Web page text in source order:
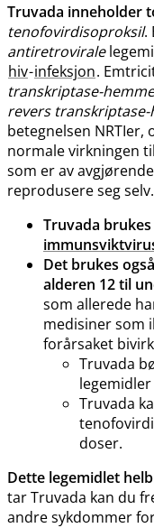
Truvada inneholder
tenofovirdisoproksil.
antiretrovirale
hiv-infeksjon.
transkriptase-
revers
betegnelsen NRTIer,
normale virkningen
som er av
reprodusere seg selv.
Truvada
Det brukes
alderen 12 til
som allerede
medisiner som
forårsaket
Truvada
Truvada
doser.
Dette legemidlet
tar Truvada kan du
andre sykdommer